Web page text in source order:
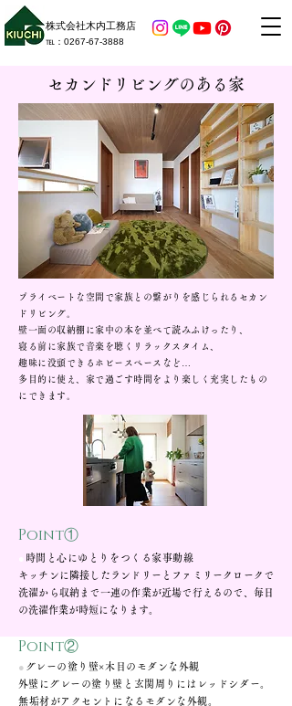
株式会社木内工務店
​℡：​0267-67-3888
セカンドリビングのある家
プライベートな空間で家族との繋がりを感じられるセカン
ドリビング。
壁一面の収納棚に家中の本を並べて読みふけったり、
寝る前に家族で音楽を聴くリラックスタイム、
趣味に没頭できるホビースペースなど…
多目的に使え、家で過ごす時間をより楽しく充実したもの
にできます。
Point①
時間と心にゆとりをつくる家事動線
キッチンに隣接したランドリーとファミリークロークで
洗濯から収納まで一連の作業が近場で行えるので、毎日
の洗濯作業が時短になります。
Point②
● グレーの塗り壁×木目のモダンな外観
​外壁にグレーの塗り壁と玄関周りにはレッドシダー。
​無垢材がアクセントになるモダンな外観。